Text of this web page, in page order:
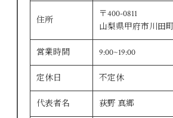
住所
〒400-0811
山梨県甲府市川田町
営業時間 9:00~19:00
定休日 不定休
代表者名 荻野 真郷